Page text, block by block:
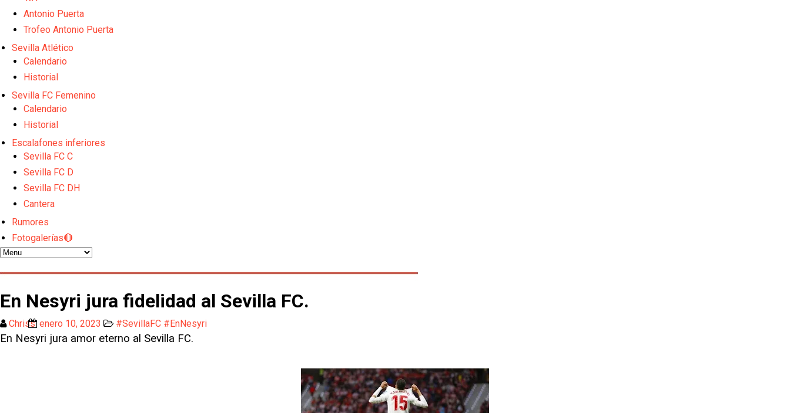
Kochorashvili, seria opción para reforzar el centro del campo sevillista
Sow muy cerca de cerrar su traspaso al Genoa
Banquillos confirmados: así queda la cantera del Sevilla Femenino para la 2026/27
Antonio Puerta
Trofeo Antonio Puerta
Sevilla Atlético
Calendario
Historial
Sevilla FC Femenino
Calendario
Historial
Escalafones inferiores
Sevilla FC C
Sevilla FC D
Sevilla FC DH
Cantera
Rumores
Fotogalerías🔴
En Nesyri jura fidelidad al Sevilla FC.
Chriss enero 10, 2023 #SevillaFC #EnNesyri
En Nesyri jura amor eterno al Sevilla FC.